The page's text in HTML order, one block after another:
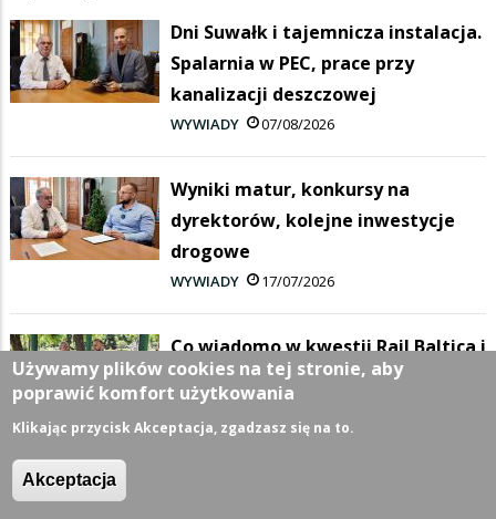
Dni Suwałk i tajemnicza instalacja.
Spalarnia w PEC, prace przy
kanalizacji deszczowej
WYWIADY 07/08/2026
Wyniki matur, konkursy na
dyrektorów, kolejne inwestycje
drogowe
WYWIADY 17/07/2026
Co wiadomo w kwestii Rail Baltica i
DK8? Zielone inwestycje i koniec
roku szkolnego
WYWIADY 26/06/2026
Używamy plików cookies na tej stronie, aby
poprawić komfort użytkowania
Klikając przycisk Akceptacja, zgadzasz się na to.
Akceptacja